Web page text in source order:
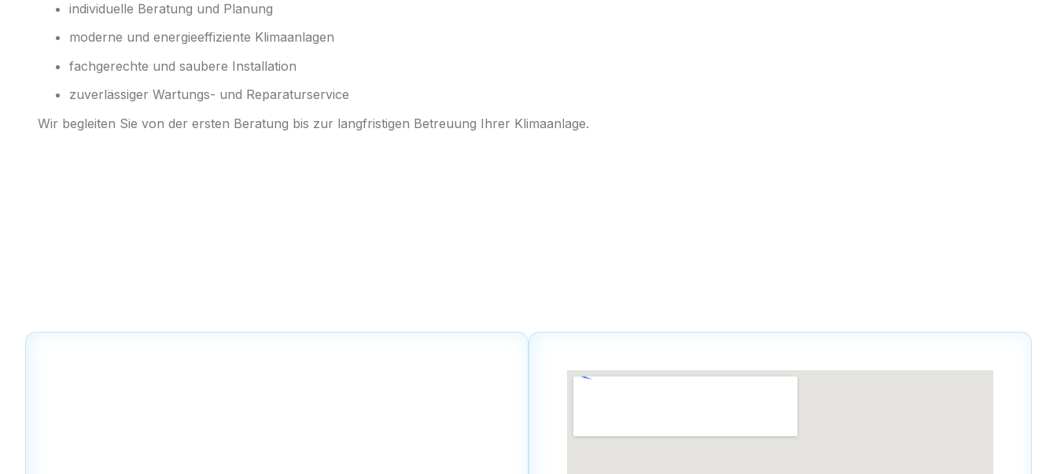
individuelle Beratung und Planung
moderne und energieeffiziente Klimaanlagen
fachgerechte und saubere Installation
zuverlässiger Wartungs- und Reparaturservice
Wir begleiten Sie von der ersten Beratung bis zur langfristigen Betreuung Ihrer Klimaanlage.